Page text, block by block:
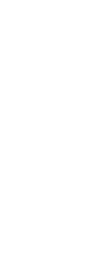
Ciência
qualitative
combining a
BNCC
of
with the
related to
component,
channels
were drawn
to selected